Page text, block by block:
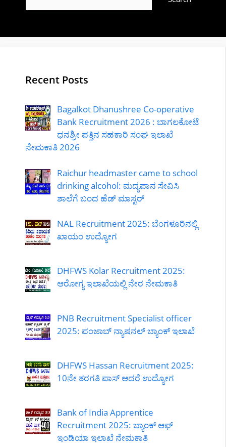
Recent Posts
Bagalkot Dhanushree Co-operative
Bank Recruitment 2026 : ಬಾಗಲಕೋಟೆ
ಧನಶ್ರೀ ಪತ್ತಿನ ಸಹಕಾರಿ ಸಂಘ ಇಲಾಖೆ
ನೇಮಕಾತಿ 2026
Raichur headmaster came to school
drinking alcohol: ಮದ್ಯಪಾನ ಸೇವಿಸಿ
ಶಾಲೆಗೆ ಬಂದ ಹೆಡ್ ಮಾಸ್ಟರ್
NAL Recruitment 2025: ಬೆಂಗಳೂರಿನಲ್ಲಿ
ಖಾಯಂ ಉದ್ಯೋಗ
DHFWS Kolar Recruitment 2025:
ಆರೋಗ್ಯ ಇಲಾಖೆಯಲ್ಲಿ ನೇರ ನೇಮಕಾತಿ
PNB Recruitment Specialist officer
2025: ಪಂಜಾಬ್ ನ್ಯಾಷನಲ್ ಬ್ಯಾಂಕ್ ಇಲಾಖೆ
DHFWS Hassan Recruitment 2025:
10ನೇ ತರಗತಿ ಪಾಸ್ ಆದರೆ ಉದ್ಯೋಗ
Bank of India Apprentice
Recruitment 2025: ಬ್ಯಾಂಕ್ ಆಫ್
ಇಂಡಿಯಾ ಇಲಾಖೆ ನೇಮಕಾತಿ